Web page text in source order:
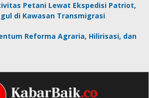
Petani Lewat Ekspedisi Patriot,
di Kawasan Transmigrasi
Reforma Agraria, Hilirisasi, dan